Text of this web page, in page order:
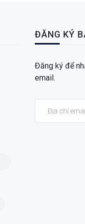
ĐĂNG KÝ
Đăng ký để
email.